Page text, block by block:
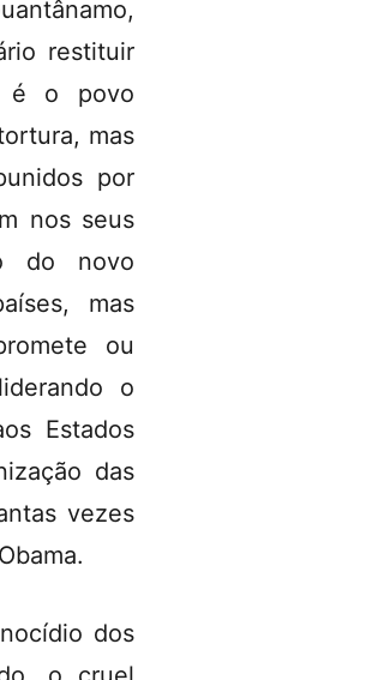
restituir
é o povo
mas
por
nos seus
do novo
mas
ou
o
Estados
das
vezes
dos